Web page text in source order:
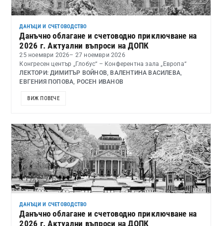
ДАНЪЦИ И СЧЕТОВОДСТВО
Данъчно облагане и счетоводно приключване на
2026 г. Актуални въпроси на ДОПК
25 ноември 2026– 27 ноември 2026
Конгресен център „Глобус“ – Конферентна зала „Европа“
ЛЕКТОРИ: ДИМИТЪР ВОЙНОВ, ВАЛЕНТИНА ВАСИЛЕВА,
ЕВГЕНИЯ ПОПОВА, РОСЕН ИВАНОВ
ВИЖ ПОВЕЧЕ
ДАНЪЦИ И СЧЕТОВОДСТВО
Данъчно облагане и счетоводно приключване на
2026 г. Актуални въпроси на ДОПК